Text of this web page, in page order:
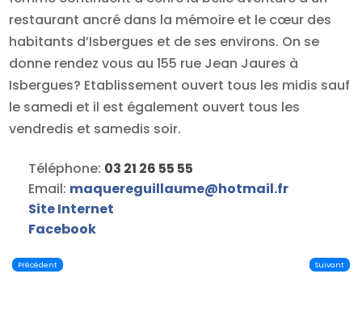
restaurant ancré dans la mémoire et le cœur des
habitants d’Isbergues et de ses environs. On se
donne rendez vous au 155 rue Jean Jaures à
Isbergues? Etablissement ouvert tous les midis sauf
le samedi et il est également ouvert tous les
vendredis et samedis soir.
Téléphone: 03 21 26 55 55
Email: maquereguillaume@hotmail.fr
Site Internet
Facebook
Précédent Suivant